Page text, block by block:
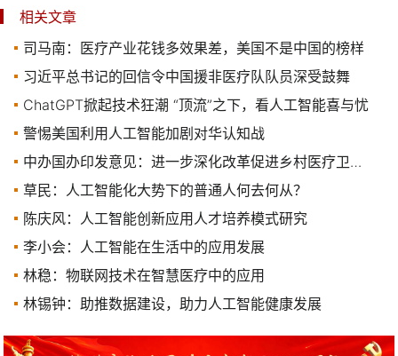
相关文章
司马南：医疗产业花钱多效果差，美国不是中国的榜样
习近平总书记的回信令中国援非医疗队队员深受鼓舞
ChatGPT掀起技术狂潮 “顶流”之下，看人工智能喜与忧
警惕美国利用人工智能加剧对华认知战
中办国办印发意见：进一步深化改革促进乡村医疗卫生体系健康发展
草民：人工智能化大势下的普通人何去何从？
陈庆风：人工智能创新应用人才培养模式研究
李小会：人工智能在生活中的应用发展
林稳：物联网技术在智慧医疗中的应用
林锡钟：助推数据建设，助力人工智能健康发展